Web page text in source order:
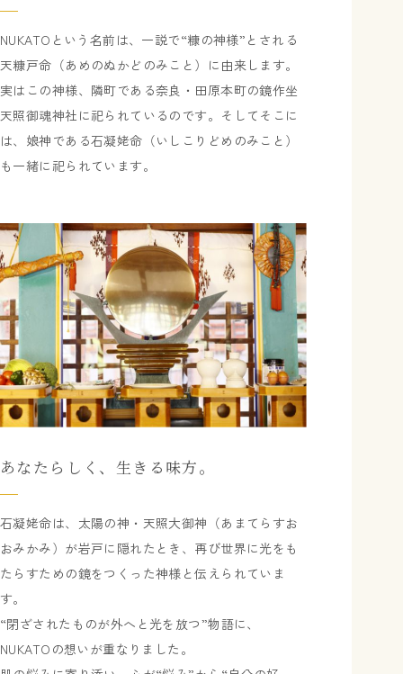
NUKATOという名前は、一説で“糠の神様”とされる
天糠戸命（あめのぬかどのみこと）に由来します。
実はこの神様、隣町である奈良・田原本町の鏡作坐
天照御魂神社に祀られているのです。そしてそこに
は、娘神である石凝姥命（いしこりどめのみこと）
も一緒に祀られています。
あなたらしく、生きる味方。
石凝姥命は、太陽の神・天照大御神（あまてらすお
おみかみ）が岩戸に隠れたとき、再び世界に光をも
たらすための鏡をつくった神様と伝えられていま
す。
“閉ざされたものが外へと光を放つ”物語に、
NUKATOの想いが重なりました。